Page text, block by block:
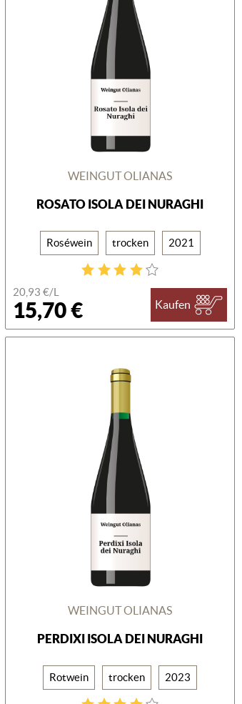
WEINGUT OLIANAS
ROSATO ISOLA DEI NURAGHI
Roséwein trocken 2021
20,93 €/L
15,70 € Kaufen
WEINGUT OLIANAS
PERDIXI ISOLA DEI NURAGHI
Rotwein trocken 2023